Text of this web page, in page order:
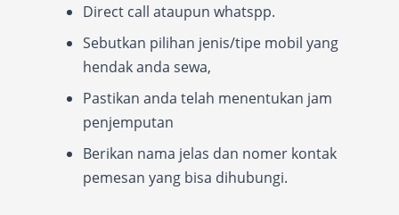
Direct call ataupun whatspp.
Sebutkan pilihan jenis/tipe mobil yang
hendak anda sewa,
Pastikan anda telah menentukan jam
penjemputan
Berikan nama jelas dan nomer kontak
pemesan yang bisa dihubungi.